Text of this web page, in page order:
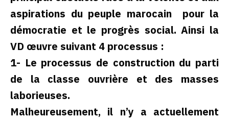
aspirations du peuple marocain pour la
démocratie et le progrès social. Ainsi la
VD œuvre suivant 4 processus :
1- Le processus de construction du parti
de la classe ouvrière et des masses
laborieuses.
Malheureusement, il n’y a actuellement